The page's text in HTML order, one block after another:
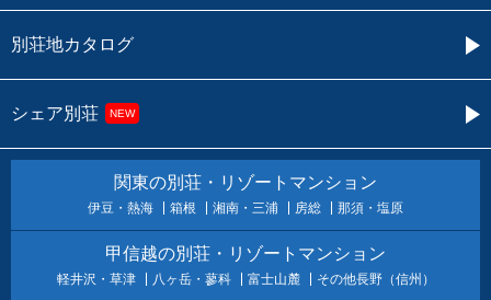
別荘地カタログ
シェア別荘 NEW
関東の別荘・リゾートマンション
伊豆・熱海 箱根 湘南・三浦 房総 那須・塩原
甲信越の別荘・リゾートマンション
軽井沢・草津 八ヶ岳・蓼科 富士山麓 その他長野（信州）